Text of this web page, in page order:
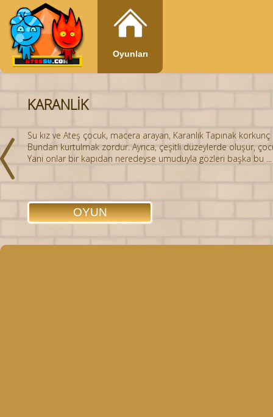
Oyunları
KARANLIK
Su kız ve Ateş çocuk, macera arayan, Karanlık Tapınak
Bundan kurtulmak zordur. Ayrıca, çeşitli düzeylerde oluşur,
Yani onlar bir kapıdan neredeyse umuduyla gözleri başka bu ...
OYUN